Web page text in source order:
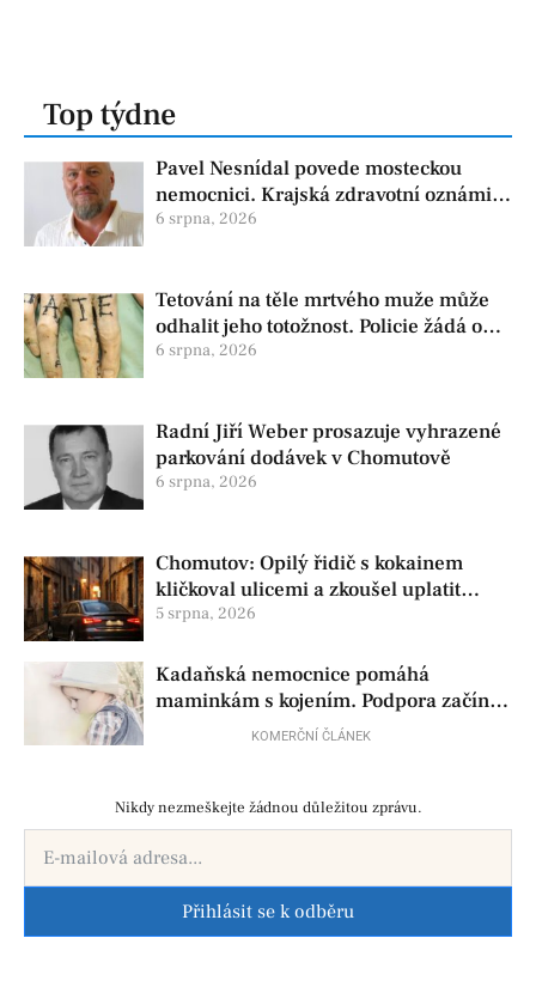
Top týdne
Pavel Nesnídal povede mosteckou
nemocnici. Krajská zdravotní oznámila
změnu ve vedení
6 srpna, 2026
Tetování na těle mrtvého muže může
odhalit jeho totožnost. Policie žádá o
pomoc
6 srpna, 2026
Radní Jiří Weber prosazuje vyhrazené
parkování dodávek v Chomutově
6 srpna, 2026
Chomutov: Opilý řidič s kokainem
kličkoval ulicemi a zkoušel uplatit
policisty
5 srpna, 2026
Kadaňská nemocnice pomáhá
maminkám s kojením. Podpora začíná
už před porodemKOMERČNÍ ČLÁNEK
Nikdy nezmeškejte žádnou důležitou zprávu.
Přihlásit se k odběru